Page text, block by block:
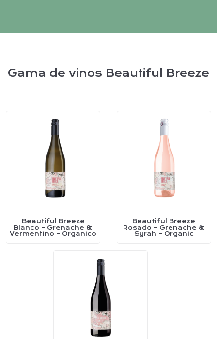
Gama de vinos Beautiful Breeze
Beautiful Breeze
Blanco – Grenache &
Vermentino – Organico
Este
producto
Beautiful Breeze
Rosado – Grenache &
Syrah – Organic
Este
producto